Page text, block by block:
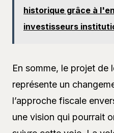
historique grâce à
investisseurs
En somme, le projet de
représente un
l’approche fiscale
une vision qui pourrait